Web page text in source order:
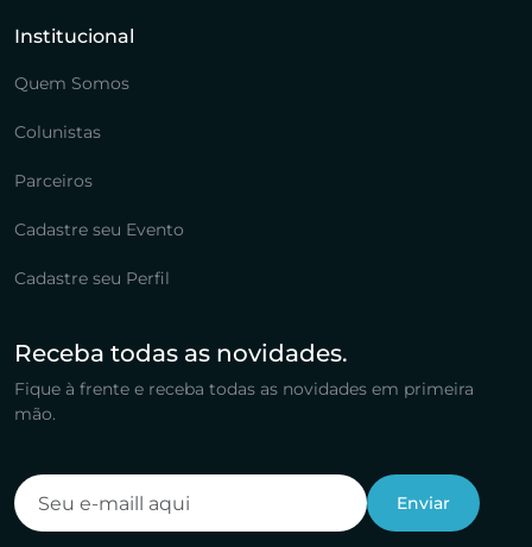
Institucional
Quem Somos
Colunistas
Parceiros
Cadastre seu Evento
Cadastre seu Perfil
Receba todas as novidades.
Fique à frente e receba todas as novidades em primeira
mão.